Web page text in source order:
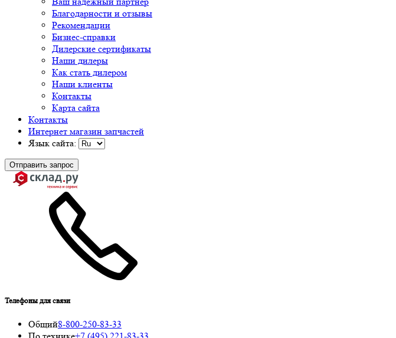
Благодарности и отзывы
Рекомендации
Бизнес-справки
Дилерские сертификаты
Наши дилеры
Как стать дилером
Наши клиенты
Контакты
Карта сайта
Контакты
Интернет магазин запчастей
Язык сайта:
Отправить запрос
Телефоны для связи
Общий8-800-250-83-33